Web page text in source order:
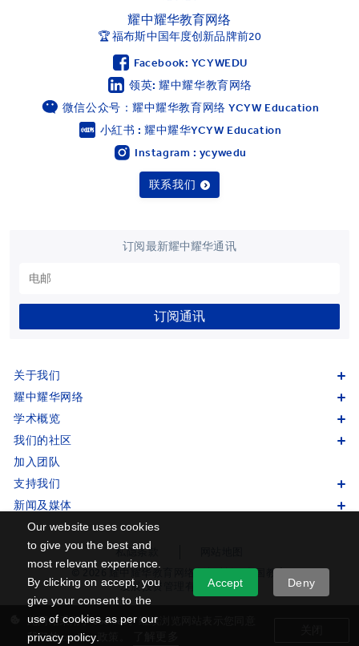
Our website uses cookies
to give you the best and
most relevant experience.
By clicking on accept, you
give your consent to the
use of cookies as per our
privacy policy.
Accept Deny
耀中耀华教育网络
🏆 福布斯中国年度创新品牌前20
Facebook: YCYWEDU
领英: 耀中耀华教育网络
微信公众号：耀中耀华教育网络 YCYW Education
小紅书 : 耀中耀华YCYW Education
Instagram : ycywedu
联系我们
订阅最新耀中耀华通讯
订阅通讯
关于我们
耀中耀华网络
学术概览
我们的社区
加入团队
支持我们
新闻及媒体
私隐条款
© 2026 耀中耀华教育网络版权所有 (中国教育
发展投资管理有限公司）
此网站采用了 cookies。继续浏览网站表示您同意
我们的 cookies 政策。